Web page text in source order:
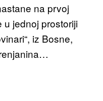
na prvoj
jednoj prostoriji
iz Bosne,